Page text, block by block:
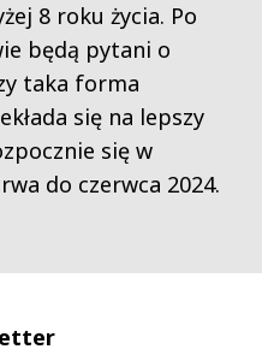
8 roku życia. Po
będą pytani o
taka forma
się na lepszy
się w
do czerwca 2024.